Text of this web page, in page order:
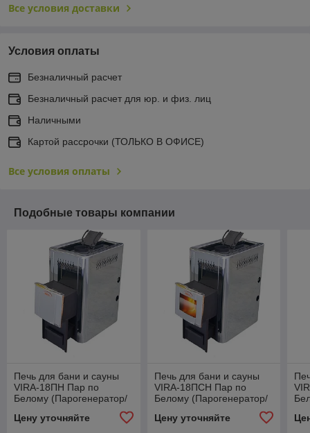
Все условия доставки
Условия оплаты
Безналичный расчет
Безналичный расчет для юр. и физ. лиц
Наличными
Картой рассрочки (ТОЛЬКО В ОФИСЕ)
Все условия оплаты
Подобные товары компании
Печь для бани и сауны
VIRA-18ПН Пар по
Белому (Парогенератор/
Цену уточняйте
Печь для бани и сауны
VIRA-18ПСН Пар по
Белому (Парогенератор/
нержавеющий кожух)
Цену уточняйте